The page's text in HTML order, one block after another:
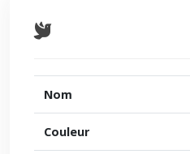
Nom
Couleur